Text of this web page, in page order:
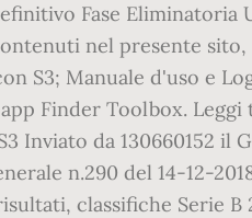
Fase Eliminatoria
nel presente
S3; Manuale d'uso e
Finder Toolbox.
da 130660152 il
n.290 del 14-12-
classifiche Serie